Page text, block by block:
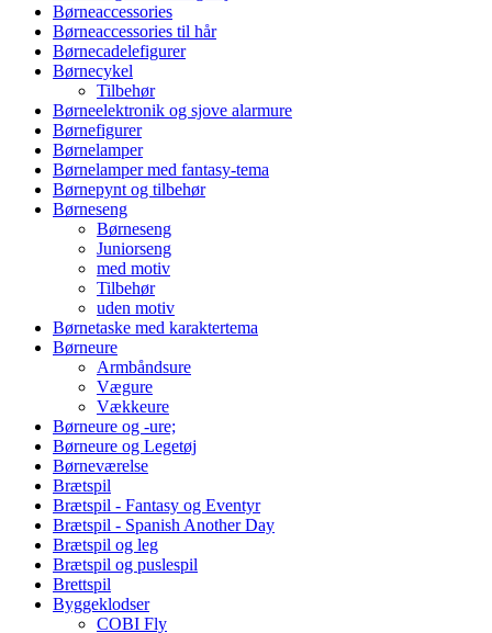
Børneaccessories
Børneaccessories til hår
Børnecadelefigurer
Børnecykel
Tilbehør
Børneelektronik og sjove alarmure
Børnefigurer
Børnelamper
Børnelamper med fantasy-tema
Børnepynt og tilbehør
Børneseng
Børneseng
Juniorseng
med motiv
Tilbehør
uden motiv
Børnetaske med karaktertema
Børneure
Armbåndsure
Vægure
Vækkeure
Børneure og -ure;
Børneure og Legetøj
Børneværelse
Brætspil
Brætspil - Fantasy og Eventyr
Brætspil - Spanish Another Day
Brætspil og leg
Brætspil og puslespil
Brettspil
Byggeklodser
COBI Fly